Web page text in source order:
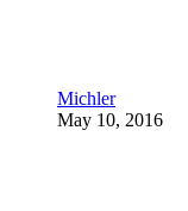
Michler
May 10, 2016